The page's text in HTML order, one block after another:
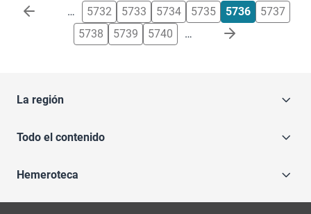
Paginación … 5732 5733 5734 5735 5736
5737
5738
5739 5740 …
La región
Todo el contenido
Hemeroteca